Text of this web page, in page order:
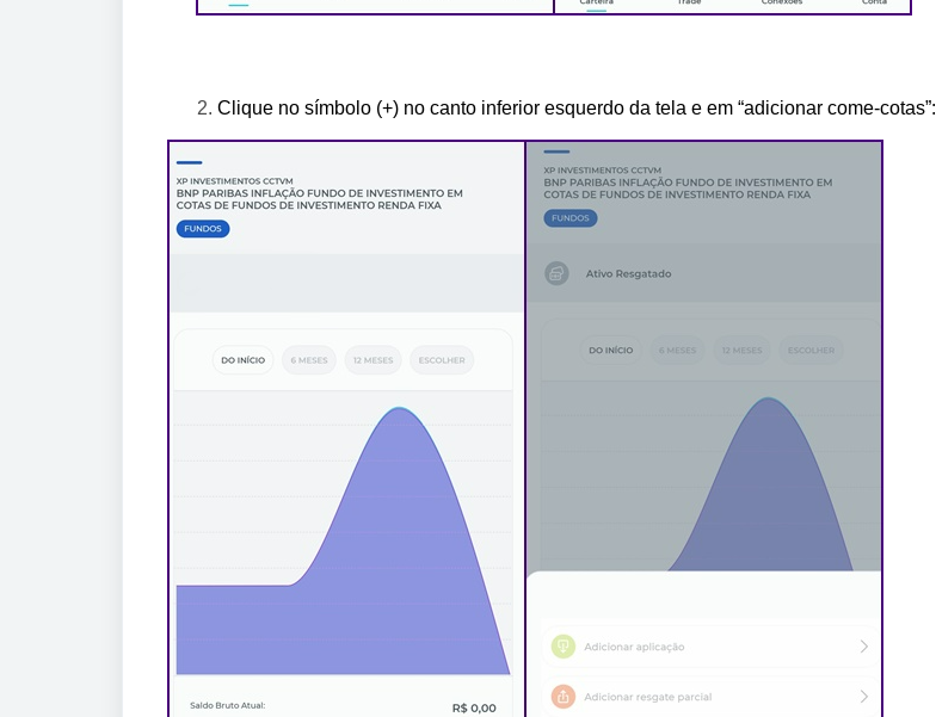
2. Clique no símbolo (+) no canto inferior esquerdo da tela e em “adicionar come-cotas”: